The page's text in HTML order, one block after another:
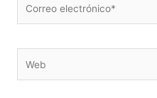
electrónico*